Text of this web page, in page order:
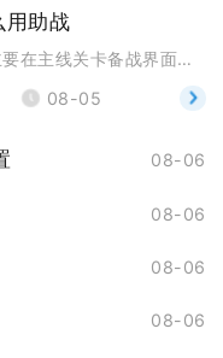
用助战
无期迷途助战主要在主线关卡备战界面借用好友与秘盟成
08-05
08-06
08-06
08-06
08-06